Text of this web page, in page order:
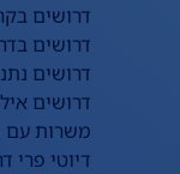
דרושים
דרושים
דרושים
דרושים
משרות עם
דיוטי פרי